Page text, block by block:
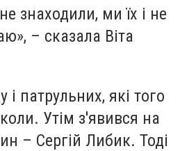
знаходили, ми їх і не
– сказала Віта
патрульних, які того
Утім з'явився на
– Сергій Либик. Тоді